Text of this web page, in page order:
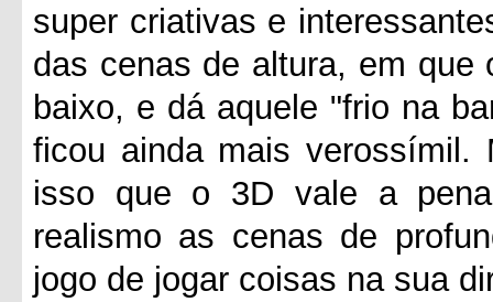
super criativas e
das cenas de altura, em que
baixo, e dá aquele "frio na
ficou ainda mais verossímil.
isso que o 3D vale a
realismo as cenas de
jogo de jogar coisas na sua